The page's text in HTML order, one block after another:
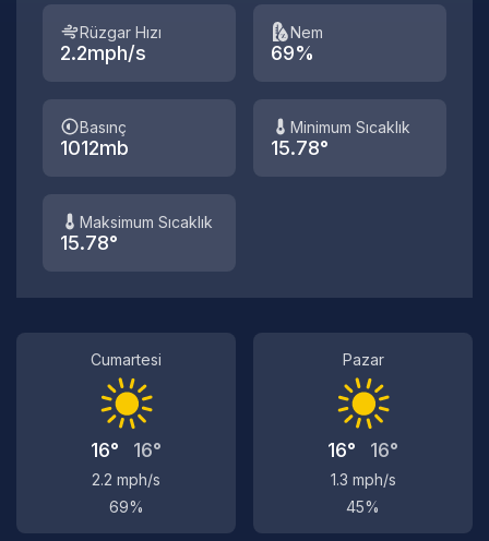
Rüzgar Hızı
2.2mph/s
Nem
69%
Basınç
1012mb
Minimum Sıcaklık
15.78°
Maksimum Sıcaklık
15.78°
Cumartesi
16° 16°
2.2 mph/s
69%
Pazar
16° 16°
1.3 mph/s
45%